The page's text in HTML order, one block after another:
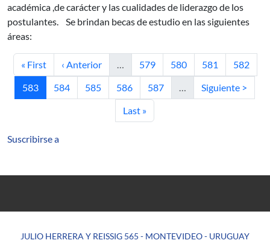
académica ,de carácter y las cualidades de liderazgo de los
postulantes. Se brindan becas de estudio en las siguientes
áreas:
Primera página
« First Página anterior
‹ Anterior Página
579 Página
580 Página
581 Página
582
Página actual
583 Página
584 Página
585 Página
586 Página
587 Siguiente página
Siguiente >
Última página
Last »
Suscribirse a
JULIO HERRERA Y REISSIG 565 - MONTEVIDEO - URUGUAY